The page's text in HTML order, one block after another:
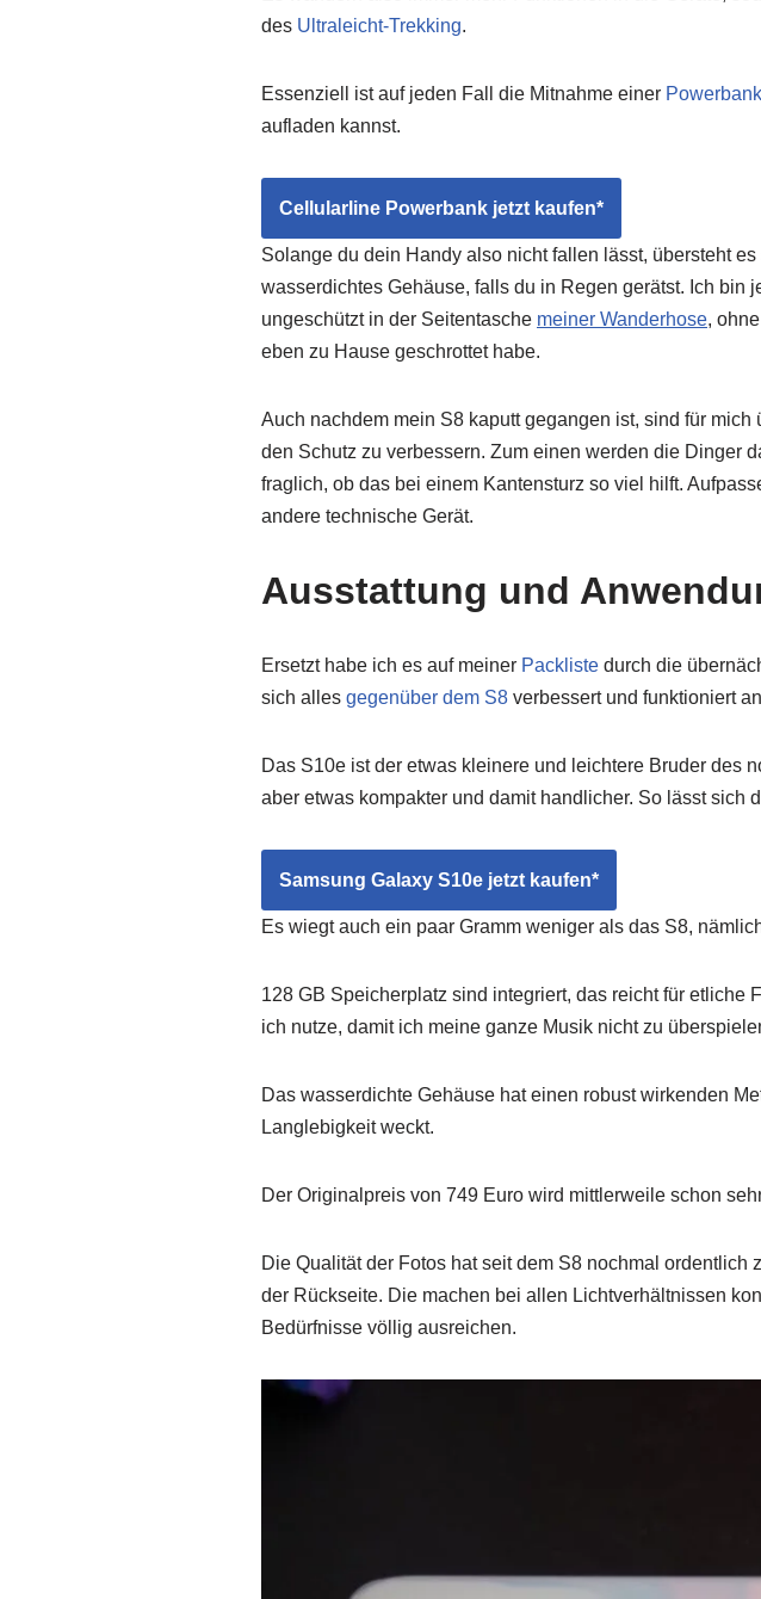
des Ultraleicht-Trekking.
Essenziell ist auf jeden Fall die Mitnahme einer Powerbank
aufladen kannst.
Cellularline Powerbank jetzt kaufen*
Solange du dein Handy also nicht fallen lässt, übersteht
wasserdichtes Gehäuse, falls du in Regen gerätst. Ich bin
ungeschützt in der Seitentasche meiner Wanderhose,
eben zu Hause geschrottet habe.
Auch nachdem mein S8 kaputt gegangen ist, sind für
den Schutz zu verbessern. Zum einen werden die Dinger
fraglich, ob das bei einem Kantensturz so viel hilft.
andere technische Gerät.
Ausstattung und
Ersetzt habe ich es auf meiner Packliste durch die
sich alles gegenüber dem S8 verbessert und funktioniert
Das S10e ist der etwas kleinere und leichtere Bruder des
aber etwas kompakter und damit handlicher. So lässt sich
Samsung Galaxy S10e jetzt kaufen*
Es wiegt auch ein paar Gramm weniger als das S8,
128 GB Speicherplatz sind integriert, das reicht für
ich nutze, damit ich meine ganze Musik nicht zu
Das wasserdichte Gehäuse hat einen robust wirkenden
Langlebigkeit weckt.
Der Originalpreis von 749 Euro wird mittlerweile schon
Die Qualität der Fotos hat seit dem S8 nochmal
der Rückseite. Die machen bei allen Lichtverhältnissen
Bedürfnisse völlig ausreichen.